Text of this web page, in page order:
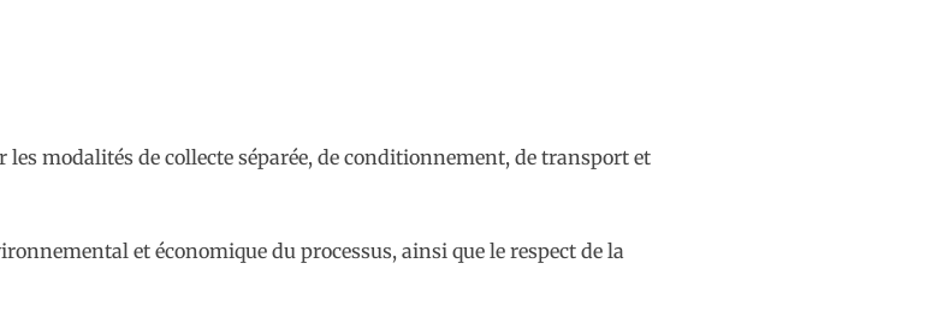
modalités de collecte séparée, de conditionnement, de transport et
et économique du processus, ainsi que le respect de la